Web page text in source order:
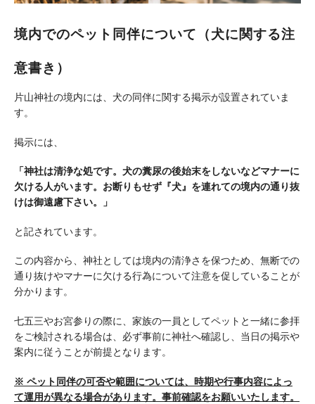
境内でのペット同伴について（犬に関する注
意書き）
片山神社の境内には、犬の同伴に関する掲示が設置されていま
す。
掲示には、
「神社は清浄な処です。犬の糞尿の後始末をしないなどマナーに
欠ける人がいます。お断りもせず『犬』を連れての境内の通り抜
けは御遠慮下さい。」
と記されています。
この内容から、神社としては境内の清浄さを保つため、無断での
通り抜けやマナーに欠ける行為について注意を促していることが
分かります。
七五三やお宮参りの際に、家族の一員としてペットと一緒に参拝
をご検討される場合は、必ず事前に神社へ確認し、当日の掲示や
案内に従うことが前提となります。
※ ペット同伴の可否や範囲については、時期や行事内容によっ
て運用が異なる場合があります。事前確認をお願いいたします。